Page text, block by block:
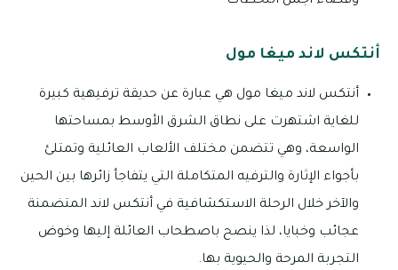
أنتكس لاند ميغا مول
أنتكس لاند ميغا مول هي عبارة عن حديقة ترفيهية كبيرة
للغاية اشتهرت على نطاق الشرق الأوسط بمساحتها
الواسعة، وهي تتضمن مختلف الألعاب العائلية وتمتلئ
بأجواء الإثارة والترفيه المتكاملة التي يتفاجأ زائرها بين الحين
والآخر خلال الرحلة الاستكشافية في أنتكس لاند المتضمنة
عجائب وخبايا، لذا ينصح باصطحاب العائلة إليها وخوض
التجربة المرحة والحيوية بها.